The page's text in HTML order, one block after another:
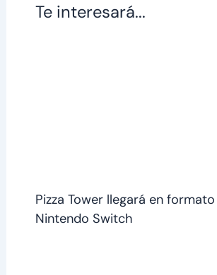
Te interesará...
Pizza Tower llegará en
Nintendo Switch